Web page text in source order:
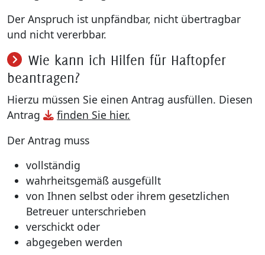
Der Anspruch ist unpfändbar, nicht übertragbar
und nicht vererbbar.
Wie kann ich Hilfen für Haftopfer
beantragen?
Hierzu müssen Sie einen Antrag ausfüllen. Diesen
Antrag
finden Sie hier.
Der Antrag muss
vollständig
wahrheitsgemäß ausgefüllt
von Ihnen selbst oder ihrem gesetzlichen
Betreuer unterschrieben
verschickt oder
abgegeben werden